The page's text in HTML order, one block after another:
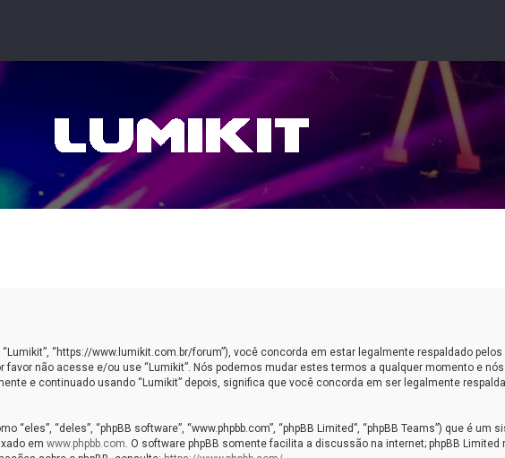
“https://www.lumikit.com.br/forum”), você concorda em estar legalmente respaldado
não acesse e/ou use “Lumikit”. Nós podemos mudar estes termos a qualquer momento e
e continuado usando “Lumikit” depois, significa que você concorda em ser legalmente
“deles”, “phpBB software”, “www.phpbb.com”, “phpBB Limited”, “phpBB Teams”) que é um
em www.phpbb.com. O software phpBB somente facilita a discussão na internet; phpBB